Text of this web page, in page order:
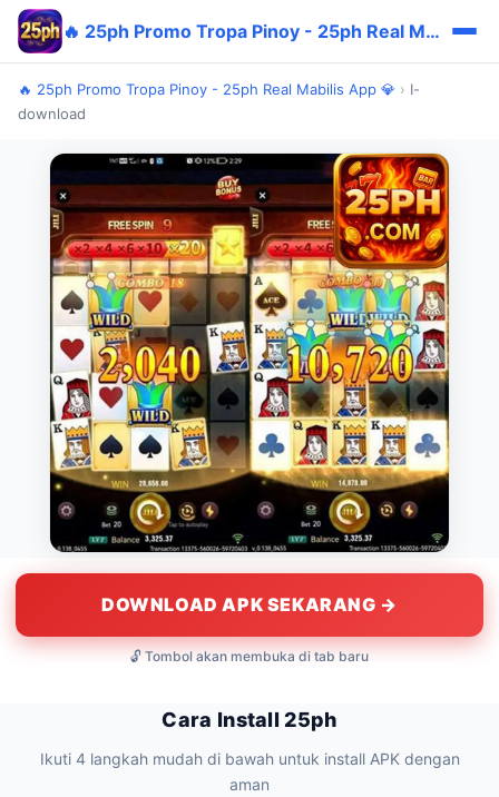
🔥 25ph Promo Tropa Pinoy - 25ph Real Mabilis App 💎
🔥 25ph Promo Tropa Pinoy - 25ph Real Mabilis App 💎 › I-
download
DOWNLOAD APK SEKARANG →
🔓 Tombol akan membuka di tab baru
Cara Install 25ph
Ikuti 4 langkah mudah di bawah untuk install APK dengan
aman